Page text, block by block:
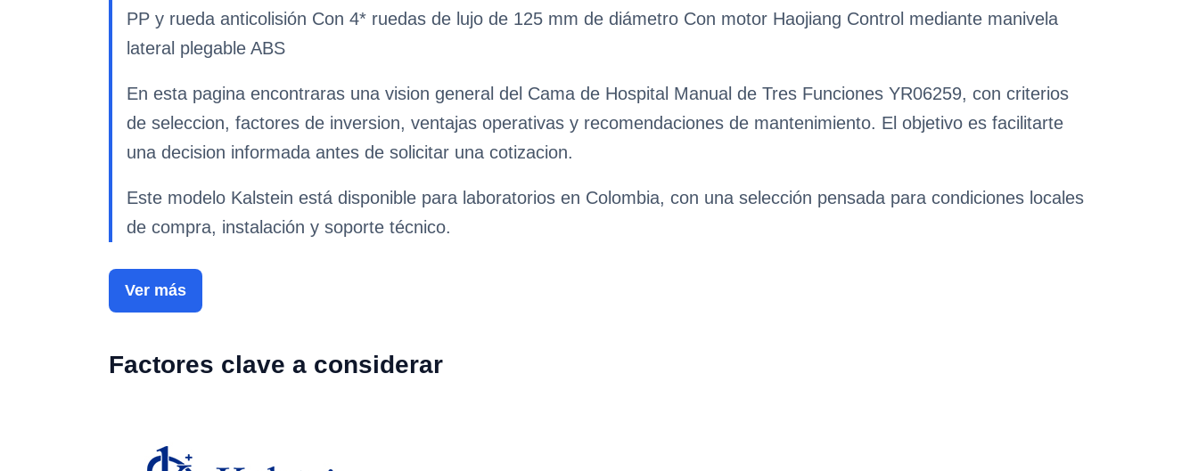
PP y rueda anticolisión Con 4* ruedas de lujo de 125 mm de diámetro Con motor Haojiang Control mediante manivela
lateral plegable ABS
En esta pagina encontraras una vision general del Cama de Hospital Manual de Tres Funciones YR06259, con criterios
de seleccion, factores de inversion, ventajas operativas y recomendaciones de mantenimiento. El objetivo es facilitarte
una decision informada antes de solicitar una cotizacion.
Este modelo Kalstein está disponible para laboratorios en Colombia, con una selección pensada para condiciones locales
de compra, instalación y soporte técnico.
Ver más
Factores clave a considerar